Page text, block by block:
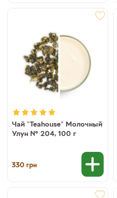
Чай "Teahouse" Молочный
Улун № 204, 100 г
330 грн